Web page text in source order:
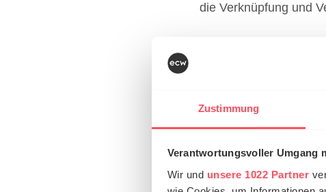
Zustimmung
Verantwortungsvoller Umgang
Wir und unsere 1022 Partner
die Verknüpfung und
Nachdem Google und
und Wanelo für sich.
die sozialen